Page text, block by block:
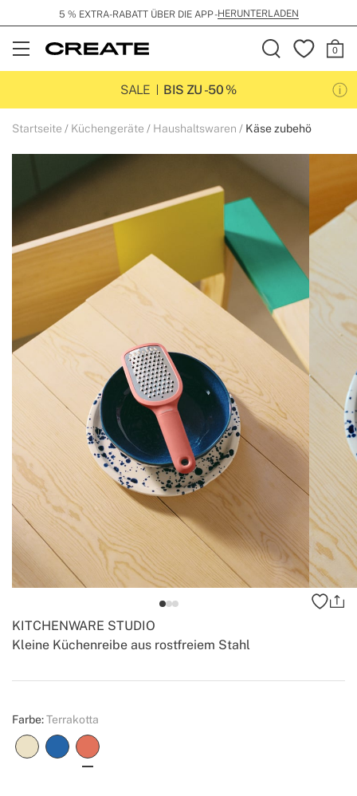
5 % EXTRA-RABATT ÜBER DIE APP -HERUNTERLADEN
Open
Menu
SALE
BIS ZU -50 %
Startseite Küchengeräte Haushaltswaren Käse zubehö
Kleine Küchenreibe aus rostfreiem Stahl
KITCHENWARE STUDIO
Create
Farbe:Terrakotta